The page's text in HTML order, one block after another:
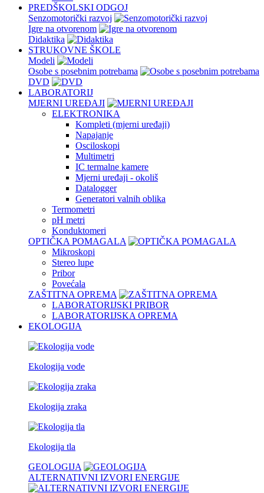
PREDŠKOLSKI ODGOJ
Senzomotorički razvoj
Igre na otvorenom
Didaktika
STRUKOVNE ŠKOLE
Modeli
Osobe s posebnim potrebama
DVD
LABORATORIJ
MJERNI UREĐAJI
ELEKTRONIKA
Kompleti (mjerni uređaji)
Napajanje
Osciloskopi
Multimetri
IC termalne kamere
Mjerni uređaji - okoliš
Datalogger
Generatori valnih oblika
Termometri
pH metri
Konduktomeri
OPTIČKA POMAGALA
Mikroskopi
Stereo lupe
Pribor
Povećala
ZAŠTITNA OPREMA
LABORATORIJSKI PRIBOR
LABORATORIJSKA OPREMA
EKOLOGIJA
Ekologija vode
Ekologija zraka
Ekologija tla
GEOLOGIJA
ALTERNATIVNI IZVORI ENERGIJE